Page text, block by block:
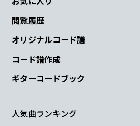
閲覧履歴
オリジナルコード譜
コード譜作成
ギターコードブック
人気曲ランキング